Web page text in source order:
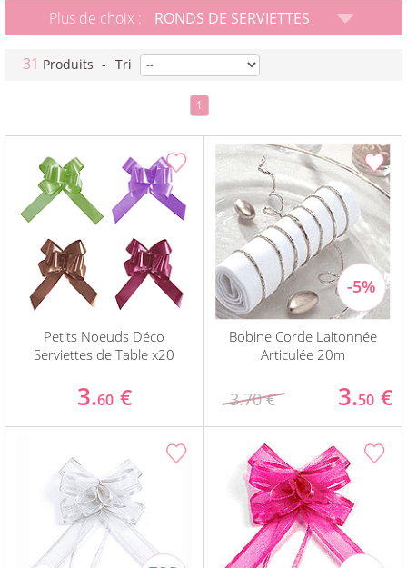
Plus de choix : RONDS DE SERVIETTES
31 Produits - Tri
1
Petits Noeuds Déco
Serviettes de Table x20
3.60 €
Bobine Corde Laitonnée
Articulée 20m
3.70 € 3.50 €